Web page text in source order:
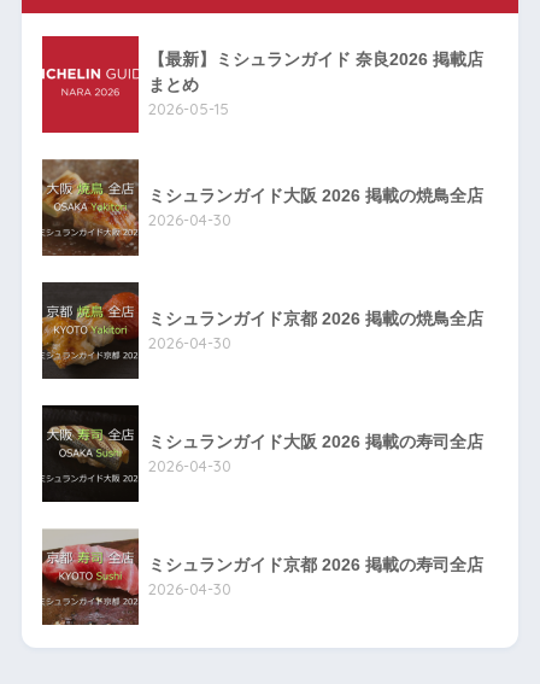
【最新】ミシュランガイド 奈良2026 掲載店
まとめ
2026-05-15
ミシュランガイド大阪 2026 掲載の焼鳥全店
2026-04-30
ミシュランガイド京都 2026 掲載の焼鳥全店
2026-04-30
ミシュランガイド大阪 2026 掲載の寿司全店
2026-04-30
ミシュランガイド京都 2026 掲載の寿司全店
2026-04-30